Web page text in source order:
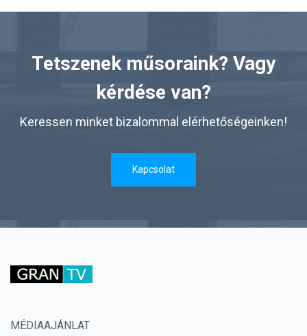
Tetszenek műsoraink? Vagy
kérdése van?
Keressen minket bizalommal elérhetőségeinken!
Kapcsolat
MÉDIAAJÁNLAT